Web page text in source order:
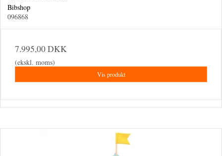
Bibshop
096868
7.995,00 DKK
(ekskl. moms)
Vis produkt